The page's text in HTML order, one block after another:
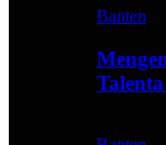
Banten